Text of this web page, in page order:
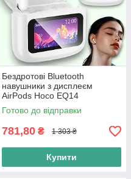
Бездротові Bluetooth
навушники з дисплеєм
AirPods Hoco EQ14
навушники з сенсорним
екраном, білий
Готово до відправки
781,80 ₴ 1 303 ₴
Купити